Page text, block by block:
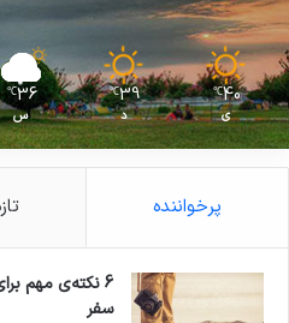
40
℃
ی
39
℃
د
36
℃
س
پرخواننده
6 نکته‌ی مهم
سفر